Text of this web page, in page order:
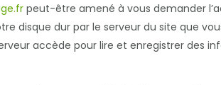
peut-être amené à vous demander
disque dur par le serveur du site que
accède pour lire et enregistrer des